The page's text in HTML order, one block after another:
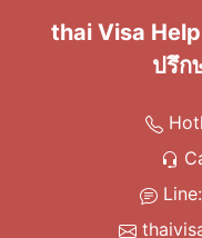
thai Visa
ปรึก